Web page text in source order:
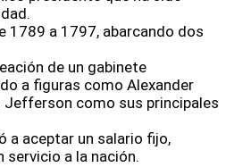
1789 a 1797, abarcando dos
de un gabinete
a figuras como Alexander
Jefferson como sus principales
a aceptar un salario fijo,
servicio a la nación.